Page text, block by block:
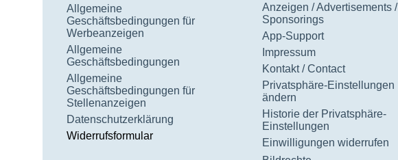
Allgemeine
Geschäftsbedingungen für
Werbeanzeigen
Allgemeine
Geschäftsbedingungen
Allgemeine
Geschäftsbedingungen für
Stellenanzeigen
Datenschutzerklärung
Widerrufsformular
Anzeigen / Advertisements /
Sponsorings
App-Support
Impressum
Kontakt / Contact
Privatsphäre-Einstellungen
ändern
Historie der Privatsphäre-
Einstellungen
Einwilligungen widerrufen